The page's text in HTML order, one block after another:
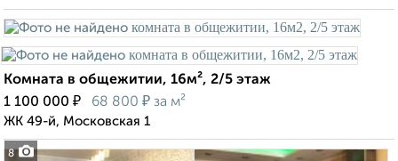
8
Комната в общежитии, 16м², 2/5 этаж
1 100 000 ₽ 68 800 ₽ за м²
ЖК 49-й, Московская 1